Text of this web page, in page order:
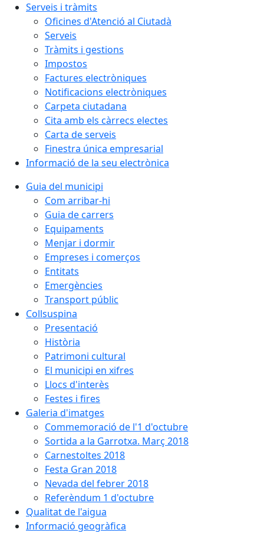
Serveis i tràmits
Oficines d'Atenció al Ciutadà
Serveis
Tràmits i gestions
Impostos
Factures electròniques
Notificacions electròniques
Carpeta ciutadana
Cita amb els càrrecs electes
Carta de serveis
Finestra única empresarial
Informació de la seu electrònica
Guia del municipi
Com arribar-hi
Guia de carrers
Equipaments
Menjar i dormir
Empreses i comerços
Entitats
Emergències
Transport públic
Collsuspina
Presentació
Història
Patrimoni cultural
El municipi en xifres
Llocs d'interès
Festes i fires
Galeria d'imatges
Commemoració de l'1 d'octubre
Sortida a la Garrotxa. Març 2018
Carnestoltes 2018
Festa Gran 2018
Nevada del febrer 2018
Referèndum 1 d'octubre
Qualitat de l'aigua
Informació geogràfica